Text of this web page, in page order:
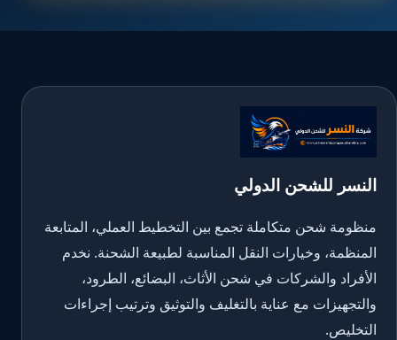
النسر للشحن الدولي
منظومة شحن متكاملة تجمع بين التخطيط العملي، المتابعة
المنظمة، وخيارات النقل المناسبة لطبيعة الشحنة. نخدم
الأفراد والشركات في شحن الأثاث، البضائع، الطرود،
والتجهيزات مع عناية بالتغليف والتوثيق وترتيب إجراءات
التخليص.